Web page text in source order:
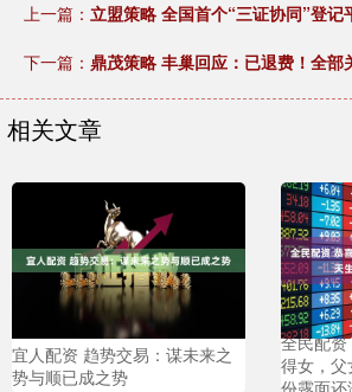
上一篇： 立盟策略 全国首个“三证协同”登记
下一篇： 鼎茂策略 丰巢回应：已退费！全部
相关文章
宜人配资 趋势交易：谋未来之
势与顺已成之势
全民配
得女，父